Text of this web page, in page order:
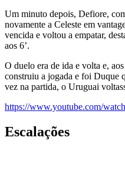
Um minuto depois, Defiore,
novamente a Celeste em
vencida e voltou a empatar,
aos 6’.
O duelo era de ida e volta e,
construiu a jogada e foi Duque
vez na partida, o Uruguai
https://www.youtube.com/
Escalações